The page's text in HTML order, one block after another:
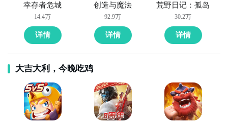
幸存者危城
14.4万
详情
创造与魔法
92.9万
详情
荒野日记：孤岛
30.2万
详情
大吉大利，今晚吃鸡